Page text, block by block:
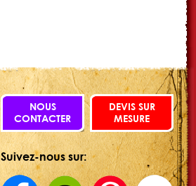
NOUS
CONTACTER
DEVIS SUR
MESURE
Suivez-nous sur: